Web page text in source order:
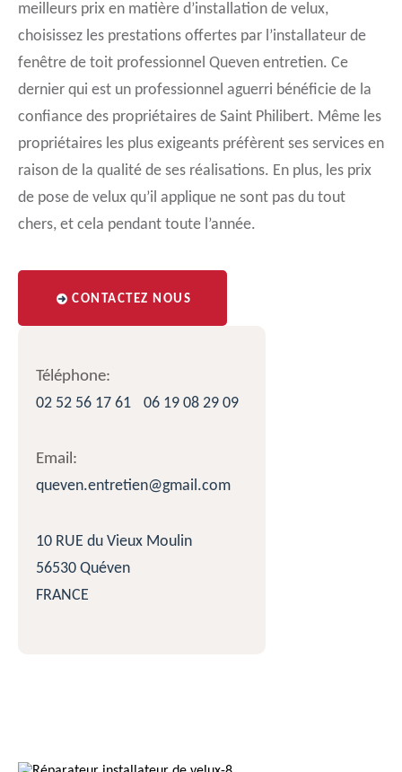
meilleurs prix en matière d’installation de velux,
choisissez les prestations offertes par l’installateur de
fenêtre de toit professionnel Queven entretien. Ce
dernier qui est un professionnel aguerri bénéficie de la
confiance des propriétaires de Saint Philibert. Même les
propriétaires les plus exigeants préfèrent ses services en
raison de la qualité de ses réalisations. En plus, les prix
de pose de velux qu’il applique ne sont pas du tout
chers, et cela pendant toute l’année.
CONTACTEZ NOUS
Téléphone:
02 52 56 17 61
06 19 08 29 09
Email:
queven.entretien@gmail.com
10 RUE du Vieux Moulin
56530 Quéven
FRANCE